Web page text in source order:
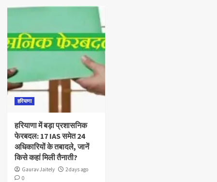
हरियाणा
हरियाणा में बड़ा प्रशासनिक
फेरबदल: 17 IAS समेत 24
अधिकारियों के तबादले, जानें
किसे कहां मिली तैनाती?
Gaurav Jaitely
2 days ago
0